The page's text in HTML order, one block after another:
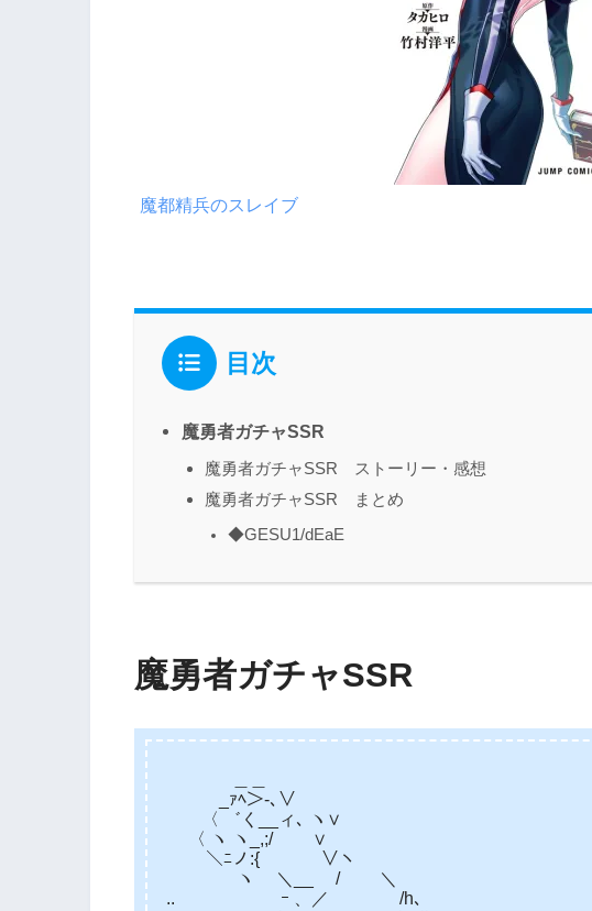
魔都精兵のスレイブ
目次
魔勇者ガチャSSR
魔勇者ガチャSSR ストーリー・感想
魔勇者ガチャSSR まとめ
◆GESU1/dEaE
魔勇者ガチャSSR
_ｧﾍ＞‐､∨
〈 ゛く__ィ
〈 ヽ ヽ_,;/
＼ﾆノ:{ ∨ヽ
ヽ ＼__ / ＼ | /
.. ゝｰ 、／ /h､ / / ､N